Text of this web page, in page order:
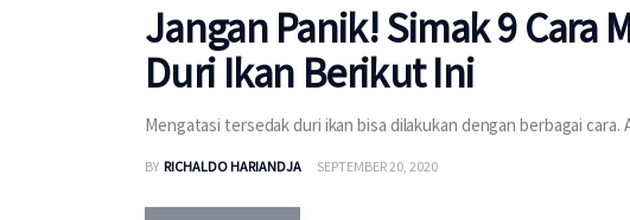
Jangan Panik! Simak 9 Cara
Duri Ikan Berikut Ini
Mengatasi tersedak duri ikan bisa dilakukan dengan berbagai cara.
BY RICHALDO HARIANDJA SEPTEMBER 20, 2020